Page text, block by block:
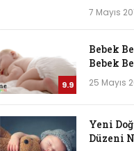
7 Mayıs
9.9
Bebek
Bebek
25 Mayıs
Yeni
Düzeni